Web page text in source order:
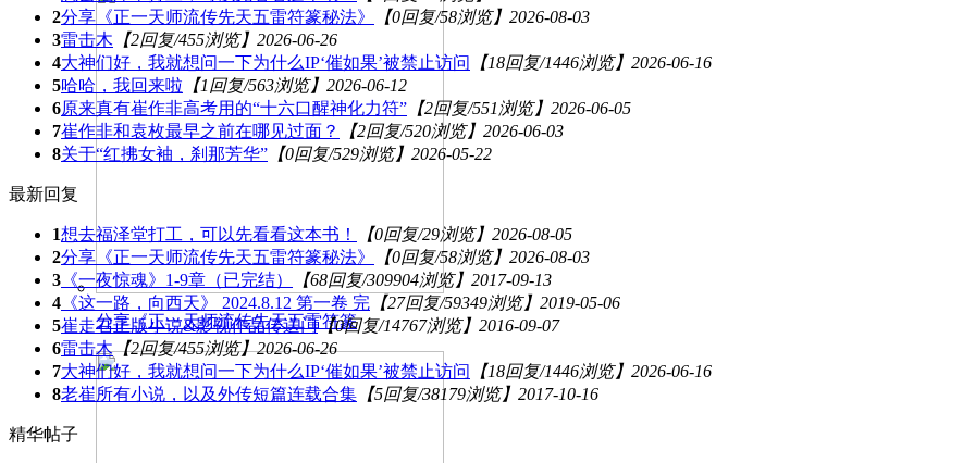
分享《正一天师流传先天五雷符篆
2分享《正一天师流传先天五雷符篆秘法》 【0回复/58浏览】 2026-08-03
3雷击木 【2回复/455浏览】 2026-06-26
4大神们好，我就想问一下为什么IP‘催如果’被禁止访问 【18回复/1446浏览】 2026-06-16
5哈哈，我回来啦 【1回复/563浏览】 2026-06-12
6原来真有崔作非高考用的“十六口醒神化力符” 【2回复/551浏览】 2026-06-05
7崔作非和袁枚最早之前在哪见过面？ 【2回复/520浏览】 2026-06-03
8关于“红拂女袖，刹那芳华” 【0回复/529浏览】 2026-05-22
最新回复
1想去福泽堂打工，可以先看看这本书！ 【0回复/29浏览】 2026-08-05
2分享《正一天师流传先天五雷符篆秘法》 【0回复/58浏览】 2026-08-03
3 《一夜惊魂》1-9章（已完结） 【68回复/309904浏览】 2017-09-13
4 《这一路，向西天》 2024.8.12 第一卷 完 【27回复/59349浏览】 2019-05-06
5崔走召正版小说&影视作品传送门【0回复/14767浏览】 2016-09-07
6雷击木【2回复/455浏览】2026-06-26
7大神们好，我就想问一下为什么IP‘催如果’被禁止访问 【18回复/1446浏览】 2026-06-16
8老崔所有小说，以及外传短篇连载合集 【5回复/38179浏览】 2017-10-16
精华帖子